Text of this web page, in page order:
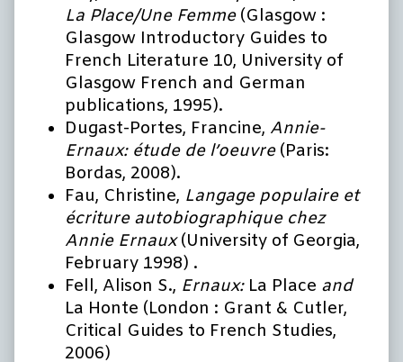
La Place/Une Femme(Glasgow :
Glasgow Introductory Guides to
French Literature 10, University of
Glasgow French and German
publications, 1995).
Dugast-Portes, Francine, Annie-
Ernaux: étude de l’oeuvre(Paris:
Bordas, 2008).
Fau, Christine, Langage populaire et
écriture autobiographique chez
Annie Ernaux(University of Georgia,
February 1998) .
Fell, Alison S., Ernaux: La Place and
La Honte (London : Grant & Cutler,
Critical Guides to French Studies,
2006)